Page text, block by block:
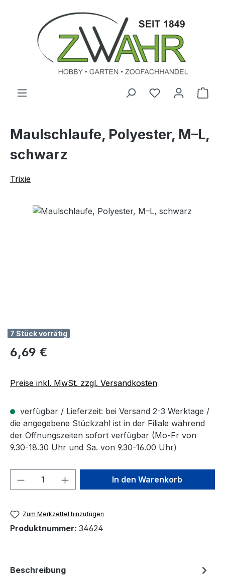
Zum Hauptinhalt springen
Maulschlaufe, Polyester, M–L,
schwarz
Trixie
Bildergalerie überspringen
7 Stück vorrätig
Regulärer Preis:
6,69 €
Preise inkl. MwSt. zzgl. Versandkosten
verfügbar / Lieferzeit: bei Versand 2-3 Werktage /
die angegebene Stückzahl ist in der Filiale während
der Öffnungszeiten sofort verfügbar (Mo-Fr von
9.30-18.30 Uhr und Sa. von 9.30-16.00 Uhr)
Produkt Anzahl: Gib denIn den Warenkorb
Zum Merkzettel hinzufügen
Produktnummer: 34624
Beschreibung